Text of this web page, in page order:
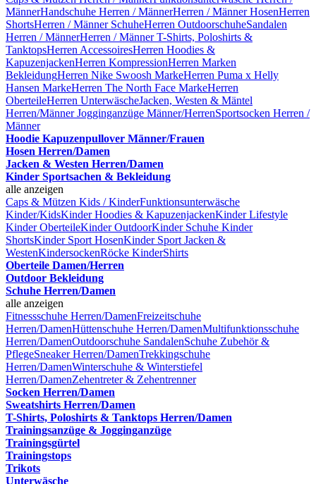
MännerHandschuhe Herren / MännerHerren / Männer HosenHerren
ShortsHerren / Männer SchuheHerren OutdoorschuheSandalen
Herren / MännerHerren / Männer T-Shirts, Poloshirts &
TanktopsHerren AccessoiresHerren Hoodies &
KapuzenjackenHerren KompressionHerren Marken
BekleidungHerren Nike Swoosh MarkeHerren Puma x Helly
Hansen MarkeHerren The North Face MarkeHerren
OberteileHerren UnterwäscheJacken, Westen & Mäntel
Herren/MännerJogginganzüge Männer/HerrenSportsocken Herren /
Männer
Hoodie Kapuzenpullover Männer/Frauen
Hosen Herren/Damen
Jacken & Westen Herren/Damen
Kinder Sportsachen & Bekleidung
alle anzeigen
Caps & Mützen Kids / KinderFunktionsunterwäsche
Kinder/KidsKinder Hoodies & KapuzenjackenKinder Lifestyle
Kinder OberteileKinder OutdoorKinder Schuhe Kinder
ShortsKinder Sport HosenKinder Sport Jacken &
WestenKindersockenRöcke KinderShirts
Oberteile Damen/Herren
Outdoor Bekleidung
Schuhe Herren/Damen
alle anzeigen
Fitnessschuhe Herren/DamenFreizeitschuhe
Herren/DamenHüttenschuhe Herren/DamenMultifunktionsschuhe
Herren/DamenOutdoorschuhe SandalenSchuhe Zubehör &
PflegeSneaker Herren/DamenTrekkingschuhe
Herren/DamenWinterschuhe & Winterstiefel
Herren/DamenZehentreter & Zehentrenner
Socken Herren/Damen
Sweatshirts Herren/Damen
T-Shirts, Poloshirts & Tanktops Herren/Damen
Trainingsanzüge & Jogginganzüge
Trainingsgürtel
Trainingstops
Trikots
Unterwäsche